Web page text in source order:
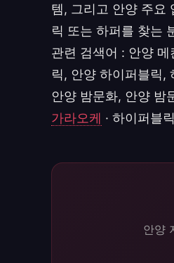
템, 그리고 안양 주요
릭 또는 하퍼를 찾는
관련 검색어 : 안양
릭, 안양 하이퍼블릭,
안양 밤문화, 안양 밤
가라오케 · 하이퍼블
안양